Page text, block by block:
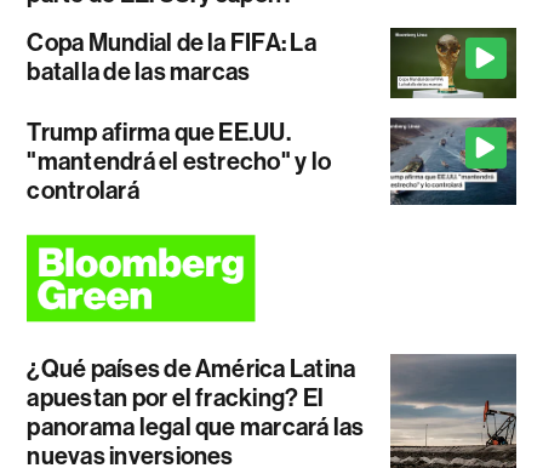
Copa Mundial de la FIFA: La
batalla de las marcas
Trump afirma que EE.UU.
"mantendrá el estrecho" y lo
controlará
¿Qué países de América Latina
apuestan por el fracking? El
panorama legal que marcará las
nuevas inversiones